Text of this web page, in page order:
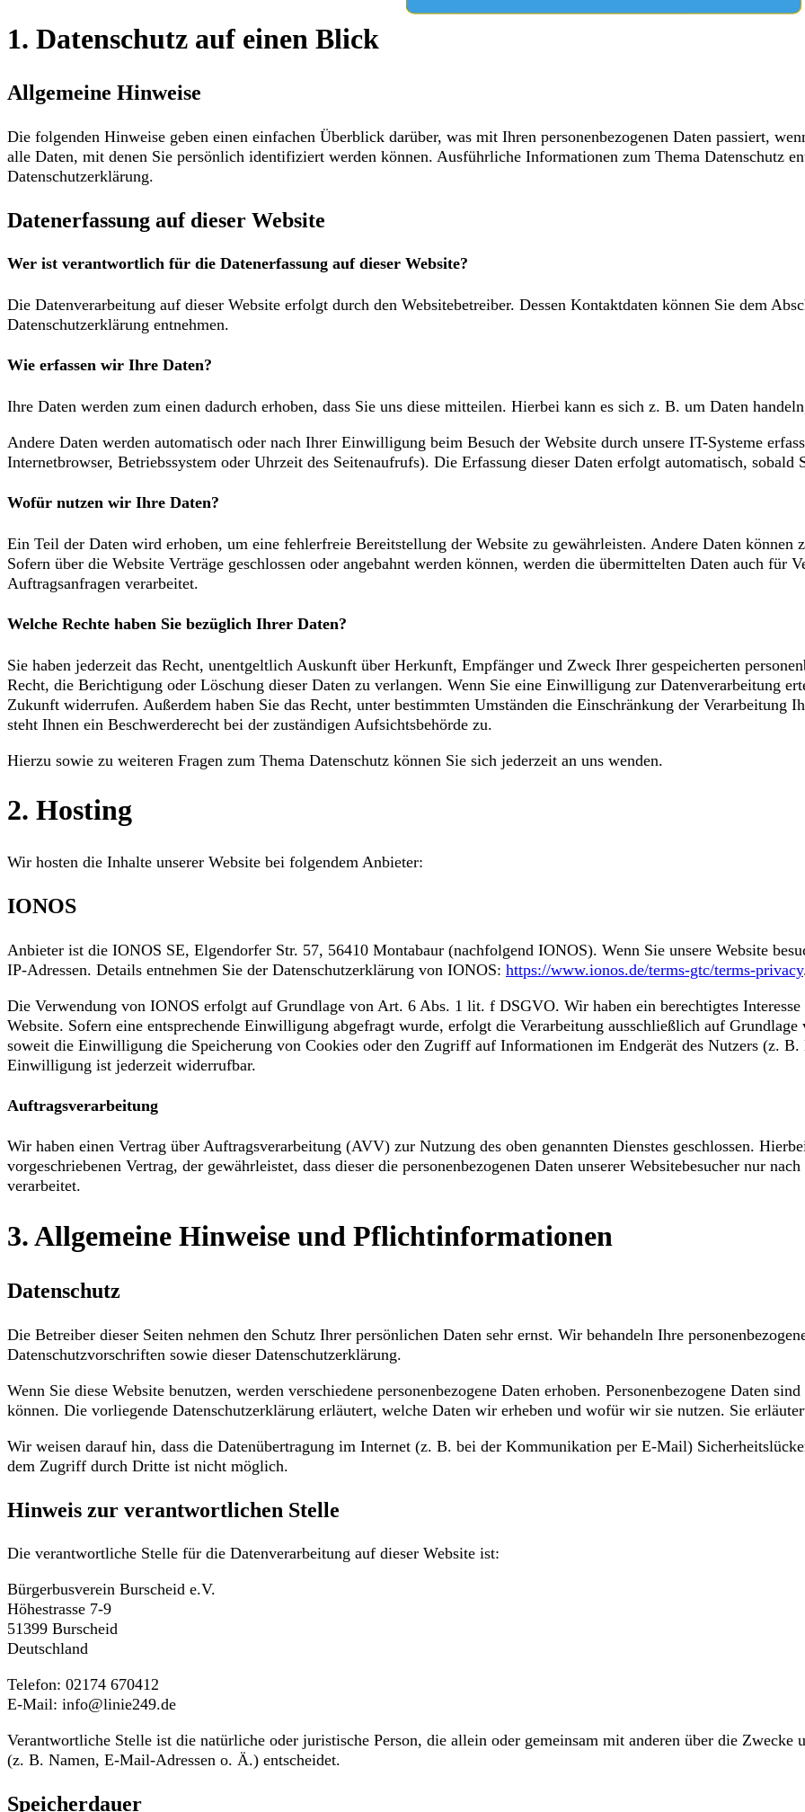
1. Datenschutz auf einen Blick
Allgemeine Hinweise
Die folgenden Hinweise geben einen einfachen Überblick darüber, was mit Ihren personenbezogenen Daten passiert,
alle Daten, mit denen Sie persönlich identifiziert werden können. Ausführliche Informationen zum Thema Datenschutz
Datenschutzerklärung.
Datenerfassung auf dieser Website
Wer ist verantwortlich für die Datenerfassung auf dieser Website?
Die Datenverarbeitung auf dieser Website erfolgt durch den Websitebetreiber. Dessen Kontaktdaten können Sie dem
Datenschutzerklärung entnehmen.
Wie erfassen wir Ihre Daten?
Ihre Daten werden zum einen dadurch erhoben, dass Sie uns diese mitteilen. Hierbei kann es sich z. B. um Daten
Andere Daten werden automatisch oder nach Ihrer Einwilligung beim Besuch der Website durch unsere IT-Systeme
Internetbrowser, Betriebssystem oder Uhrzeit des Seitenaufrufs). Die Erfassung dieser Daten erfolgt automatisch, sobald
Wofür nutzen wir Ihre Daten?
Ein Teil der Daten wird erhoben, um eine fehlerfreie Bereitstellung der Website zu gewährleisten. Andere Daten können
Sofern über die Website Verträge geschlossen oder angebahnt werden können, werden die übermittelten Daten auch für
Auftragsanfragen verarbeitet.
Welche Rechte haben Sie bezüglich Ihrer Daten?
Sie haben jederzeit das Recht, unentgeltlich Auskunft über Herkunft, Empfänger und Zweck Ihrer gespeicherten
Recht, die Berichtigung oder Löschung dieser Daten zu verlangen. Wenn Sie eine Einwilligung zur Datenverarbeitung
Zukunft widerrufen. Außerdem haben Sie das Recht, unter bestimmten Umständen die Einschränkung der Verarbeitung
steht Ihnen ein Beschwerderecht bei der zuständigen Aufsichtsbehörde zu.
Hierzu sowie zu weiteren Fragen zum Thema Datenschutz können Sie sich jederzeit an uns wenden.
2. Hosting
Wir hosten die Inhalte unserer Website bei folgendem Anbieter:
IONOS
Anbieter ist die IONOS SE, Elgendorfer Str. 57, 56410 Montabaur (nachfolgend IONOS). Wenn Sie unsere Website
IP-Adressen. Details entnehmen Sie der Datenschutzerklärung von IONOS: https://www.ionos.de/terms-gtc/terms-privacy
Die Verwendung von IONOS erfolgt auf Grundlage von Art. 6 Abs. 1 lit. f DSGVO. Wir haben ein berechtigtes
Website. Sofern eine entsprechende Einwilligung abgefragt wurde, erfolgt die Verarbeitung ausschließlich auf
soweit die Einwilligung die Speicherung von Cookies oder den Zugriff auf Informationen im Endgerät des Nutzers (z.
Einwilligung ist jederzeit widerrufbar.
Auftragsverarbeitung
Wir haben einen Vertrag über Auftragsverarbeitung (AVV) zur Nutzung des oben genannten Dienstes geschlossen.
vorgeschriebenen Vertrag, der gewährleistet, dass dieser die personenbezogenen Daten unserer Websitebesucher nur
verarbeitet.
3. Allgemeine Hinweise und Pflicht­informationen
Datenschutz
Die Betreiber dieser Seiten nehmen den Schutz Ihrer persönlichen Daten sehr ernst. Wir behandeln Ihre
Datenschutzvorschriften sowie dieser Datenschutzerklärung.
Wenn Sie diese Website benutzen, werden verschiedene personenbezogene Daten erhoben. Personenbezogene Daten
können. Die vorliegende Datenschutzerklärung erläutert, welche Daten wir erheben und wofür wir sie nutzen. Sie
Wir weisen darauf hin, dass die Datenübertragung im Internet (z. B. bei der Kommunikation per E-Mail)
dem Zugriff durch Dritte ist nicht möglich.
Hinweis zur verantwortlichen Stelle
Die verantwortliche Stelle für die Datenverarbeitung auf dieser Website ist:
Bürgerbusverein Burscheid e.V.
Höhestrasse 7-9
51399 Burscheid
Deutschland
Telefon: 02174 670412
E-Mail: info@linie249.de
Verantwortliche Stelle ist die natürliche oder juristische Person, die allein oder gemeinsam mit anderen über die Zwecke
(z. B. Namen, E-Mail-Adressen o. Ä.) entscheidet.
Speicherdauer